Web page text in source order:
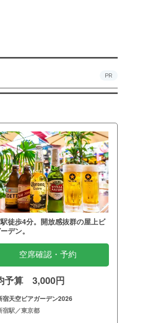
PR
徒歩4分。開放感抜群の屋上ビ
デン。
空席確認・予約
予算 3,000円
宿天空ビアガーデン2026
宿駅／東京都